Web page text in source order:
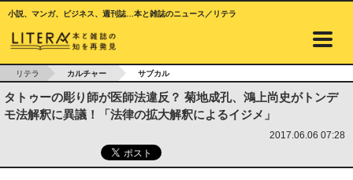
小説、マンガ、ビジネス、週刊誌…本と雑誌のニュース／リテラ
リテラ カルチャー サブカル
タトゥーの彫り師が医師法違反？ 菊地成孔、鴻上尚史がトンデ
モ法解釈に異議！「法律の拡大解釈によるイジメ」
2017.06.06 07:28